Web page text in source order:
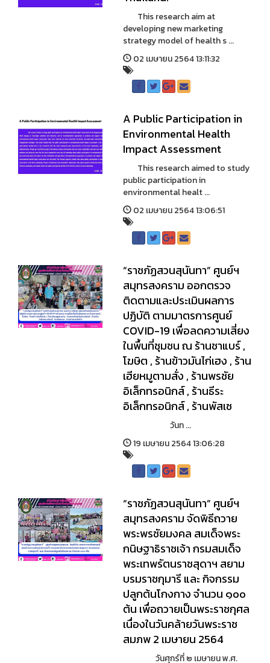
This research aim at
developing new marketing
strategy model of health s ...
02 เมษายน 2564 13:11:32
A Public Participation in
Environmental Health
Impact Assessment
This research aimed to study
public participation in
environmental healt ...
02 เมษายน 2564 13:06:51
“ราชภัฏสวนสุนันทา” ศูนย์ฯ
สมุทรสงคราม ออกตรวจ
ติดตามและประเมินผลการ
ปฏิบัติ ตามมาตรการศูนย์
COVID-19 เพื่อลดความเสี่ยง
ในพื้นที่ชุมชน ณ ร้านชาแบร์ ,
โฆษิต , ร้านข้าวมันไก่เฮง , ร้าน
เฮียหมูตามสั่ง , ร้านพรชัย
อิเล็กทรอนิกส์ , ร้านธีระ
อิเล็กทรอนิกส์ , ร้านพัสเซ
วันท ...
19 เมษายน 2564 13:06:28
“ราชภัฏสวนสุนันทา” ศูนย์ฯ
สมุทรสงคราม จัดพิธีถวาย
พระพรชัยมงคล สมเด็จพระ
กนิษฐาธิราชเจ้า กรมสมเด็จ
พระเทพรัตนราชสุดาฯ สยาม
บรมราชกุมารี และ กิจกรรม
ปลูกต้นโกงกาง จำนวน ๑๐๐
ต้น เพื่อถวายเป็นพระราชกุศล
เนื่องในวันคล้ายวันพระราช
สมภพ 2 เมษายน 2564
วันศุกร์ที่ ๒ เมษายน พ.ศ.